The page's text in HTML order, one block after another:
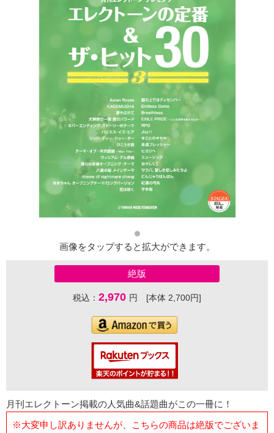
画像をタップすると拡大ができます。
絶版
税込： 2,970 円 [本体 2,700円]
月刊エレクトーン掲載の人気曲&話題曲がこの一冊に！
※大変申し訳ありませんが、こちらの商品は絶版でございま